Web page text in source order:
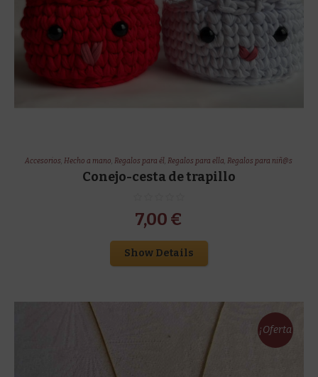
Accesorios,Hecho a mano,Regalos para él,Regalos para ella,Regalos para niñ@s
Conejo-cesta de trapillo
7,00 €
Show Details
¡Oferta